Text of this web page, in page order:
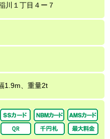
川１丁目４ー７
1.9m、重量2t